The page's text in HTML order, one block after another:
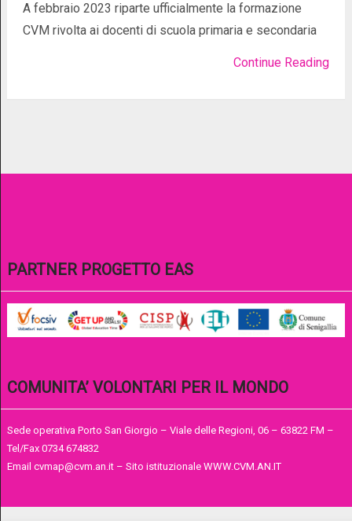
A febbraio 2023 riparte ufficialmente la formazione
CVM rivolta ai docenti di scuola primaria e secondaria
Continue Reading
PARTNER PROGETTO EAS
COMUNITA’ VOLONTARI PER IL MONDO
Sede operativa Porto San Giorgio – Viale delle Regioni, 06 – 63822 FM –
Tel/Fax 0734 674832
Email cvmap@cvm.an.it – Sito istituzionale WWW.CVM.AN.IT